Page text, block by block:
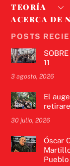
TEORÍA
ACERCA DE
POSTS
11
3 agosto, 2026
El
30 julio, 2026
Óscar
Pueblo